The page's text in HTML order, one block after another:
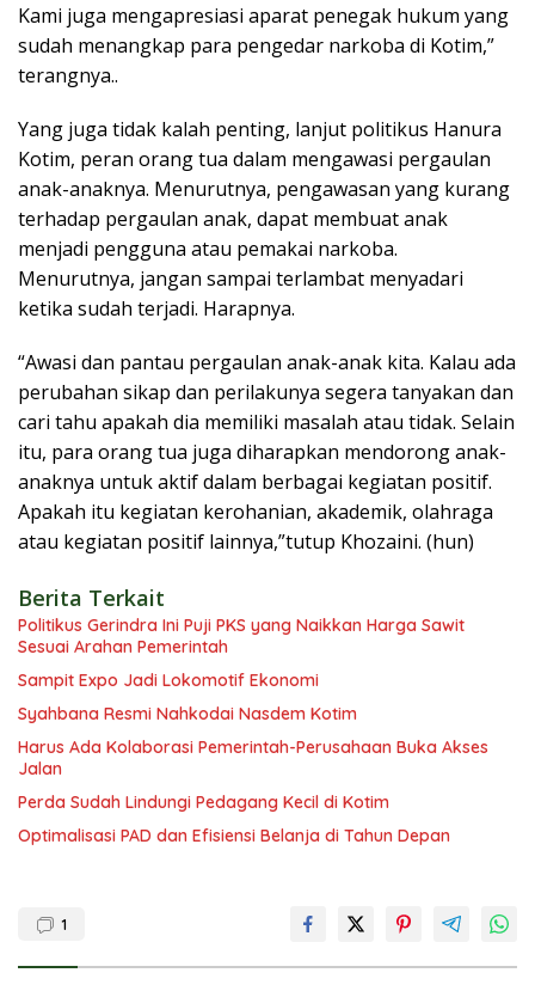
Kami juga mengapresiasi aparat penegak hukum yang
sudah menangkap para pengedar narkoba di Kotim,”
terangnya..
Yang juga tidak kalah penting, lanjut politikus Hanura
Kotim, peran orang tua dalam mengawasi pergaulan
anak-anaknya. Menurutnya, pengawasan yang kurang
terhadap pergaulan anak, dapat membuat anak
menjadi pengguna atau pemakai narkoba.
Menurutnya, jangan sampai terlambat menyadari
ketika sudah terjadi. Harapnya.
“Awasi dan pantau pergaulan anak-anak kita. Kalau ada
perubahan sikap dan perilakunya segera tanyakan dan
cari tahu apakah dia memiliki masalah atau tidak. Selain
itu, para orang tua juga diharapkan mendorong anak-
anaknya untuk aktif dalam berbagai kegiatan positif.
Apakah itu kegiatan kerohanian, akademik, olahraga
atau kegiatan positif lainnya,”tutup Khozaini. (hun)
Berita Terkait
Politikus Gerindra Ini Puji PKS yang Naikkan Harga Sawit
Sesuai Arahan Pemerintah
Sampit Expo Jadi Lokomotif Ekonomi
Syahbana Resmi Nahkodai Nasdem Kotim
Harus Ada Kolaborasi Pemerintah-Perusahaan Buka Akses
Jalan
Perda Sudah Lindungi Pedagang Kecil di Kotim
Optimalisasi PAD dan Efisiensi Belanja di Tahun Depan
1